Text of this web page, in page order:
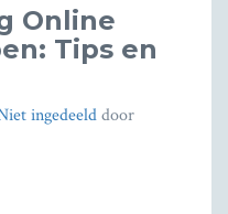
Online
Tips en
ingedeelddoor